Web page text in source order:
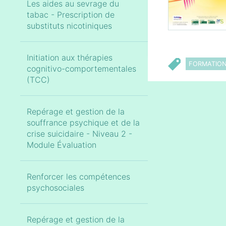
Les aides au sevrage du
tabac - Prescription de
substituts nicotiniques
Initiation aux thérapies
cognitivo-comportementales
(TCC)
Repérage et gestion de la
souffrance psychique et de la
crise suicidaire - Niveau 2 -
Module Évaluation
Renforcer les compétences
psychosociales
Repérage et gestion de la